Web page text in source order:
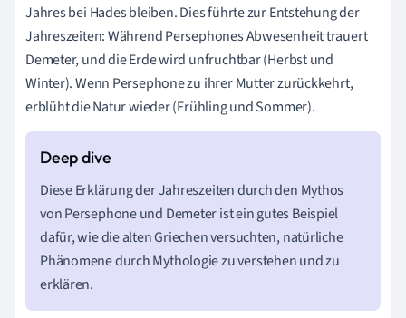
Jahres bei Hades bleiben. Dies führte zur Entstehung der
Jahreszeiten: Während Persephones Abwesenheit trauert
Demeter, und die Erde wird unfruchtbar (Herbst und
Winter). Wenn Persephone zu ihrer Mutter zurückkehrt,
erblüht die Natur wieder (Frühling und Sommer).
Diese Erklärung der Jahreszeiten durch den Mythos
von Persephone und Demeter ist ein gutes Beispiel
dafür, wie die alten Griechen versuchten, natürliche
Phänomene durch Mythologie zu verstehen und zu
erklären.